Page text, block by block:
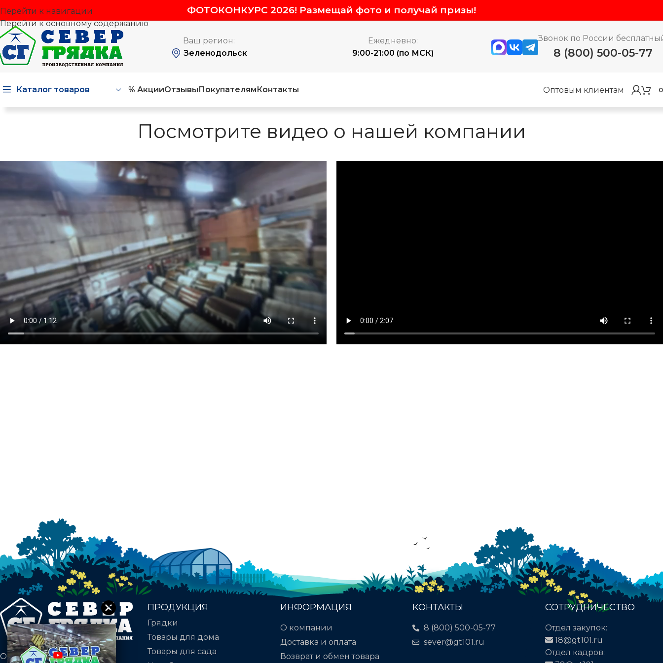
Перейти к навигации
Перейти к основному содержанию
ФОТОКОНКУРС 2026! Размещай фото и получай призы!
Ваш регион:
Зеленодольск
Ежедневно:
9:00-21:00 (по МСК)
Звонок по России
8 (800) 500-05-77
Каталог товаров % АкцииОтзывыПокупателямКонтакты Оптовым клиентам 0
Посмотрите видео о нашей компании
Оцинкованные грядки.
ПРОДУКЦИЯ
Грядки
Товары для дома
Товары для сада
ИНФОРМАЦИЯ
О компании
Доставка и оплата
Возврат и обмен товара
КОНТАКТЫ
8 (800) 500-05-77
sever@gt101.ru
СОТРУДНИЧЕСТВО
Отдел закупок:
18@gt101.ru
Отдел кадров: